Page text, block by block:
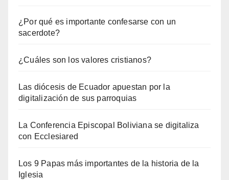
¿Por qué es importante confesarse con un
sacerdote?
¿Cuáles son los valores cristianos?
Las diócesis de Ecuador apuestan por la
digitalización de sus parroquias
La Conferencia Episcopal Boliviana se digitaliza
con Ecclesiared
Los 9 Papas más importantes de la historia de la
Iglesia